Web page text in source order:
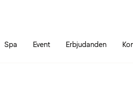
Spa Event Erbjudanden